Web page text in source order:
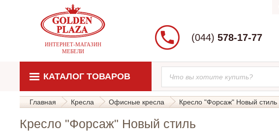
ИНТЕРНЕТ-МАГАЗИН
МЕБЕЛИ
(044) 578-17-77
КАТАЛОГ ТОВАРОВ
Главная Кресла Офисные кресла Кресло "Форсаж" Новый стиль
Кресло "Форсаж" Новый стиль